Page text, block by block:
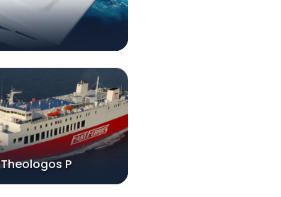
Theologos P